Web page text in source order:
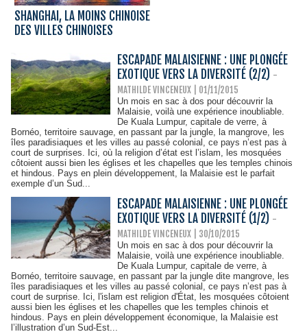
SHANGHAI, LA MOINS CHINOISE
DES VILLES CHINOISES
ESCAPADE MALAISIENNE : UNE PLONGÉE
EXOTIQUE VERS LA DIVERSITÉ (2/2) -
MATHILDE VINCENEUX | 01/11/2015
Un mois en sac à dos pour découvrir la
Malaisie, voilà une expérience inoubliable.
De Kuala Lumpur, capitale de verre, à
Bornéo, territoire sauvage, en passant par la jungle, la mangrove, les
îles paradisiaques et les villes au passé colonial, ce pays n’est pas à
court de surprises. Ici, où la religion d’état est l’islam, les mosquées
côtoient aussi bien les églises et les chapelles que les temples chinois
et hindous. Pays en plein développement, la Malaisie est le parfait
exemple d’un Sud...
ESCAPADE MALAISIENNE : UNE PLONGÉE
EXOTIQUE VERS LA DIVERSITÉ (1/2) -
MATHILDE VINCENEUX | 30/10/2015
Un mois en sac à dos pour découvrir la
Malaisie, voilà une expérience inoubliable.
De Kuala Lumpur, capitale de verre, à
Bornéo, territoire sauvage, en passant par la jungle dite mangrove, les
îles paradisiaques et les villes au passé colonial, ce pays n’est pas à
court de surprise. Ici, l'islam est religion d'État, les mosquées côtoient
aussi bien les églises et les chapelles que les temples chinois et
hindous. Pays en plein développement économique, la Malaisie est
l’illustration d’un Sud-Est...